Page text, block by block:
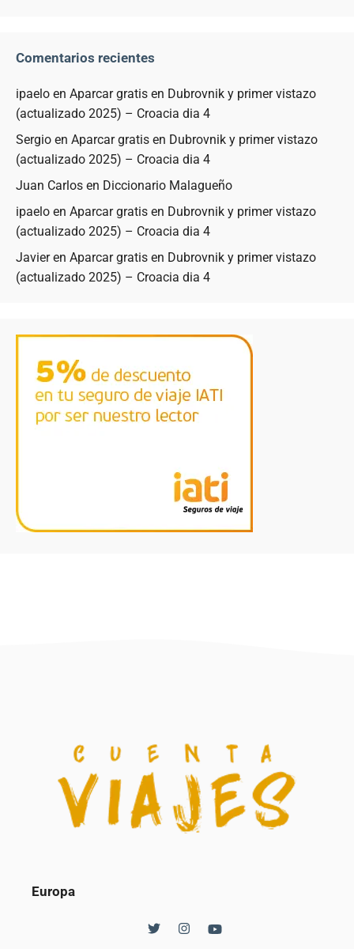
Comentarios recientes
ipaelo en Aparcar gratis en Dubrovnik y primer vistazo
(actualizado 2025) – Croacia dia 4
Sergio en Aparcar gratis en Dubrovnik y primer vistazo
(actualizado 2025) – Croacia dia 4
Juan Carlos en Diccionario Malagueño
ipaelo en Aparcar gratis en Dubrovnik y primer vistazo
(actualizado 2025) – Croacia dia 4
Javieren Aparcar gratis en Dubrovnik y primer vistazo
(actualizado 2025) – Croacia dia 4
Europa